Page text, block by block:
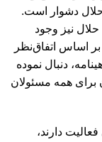
دشوار است.
نیز وجود
اساس اتفاق‌نظر
دنبال نموده
همه مسئولان
دارند،